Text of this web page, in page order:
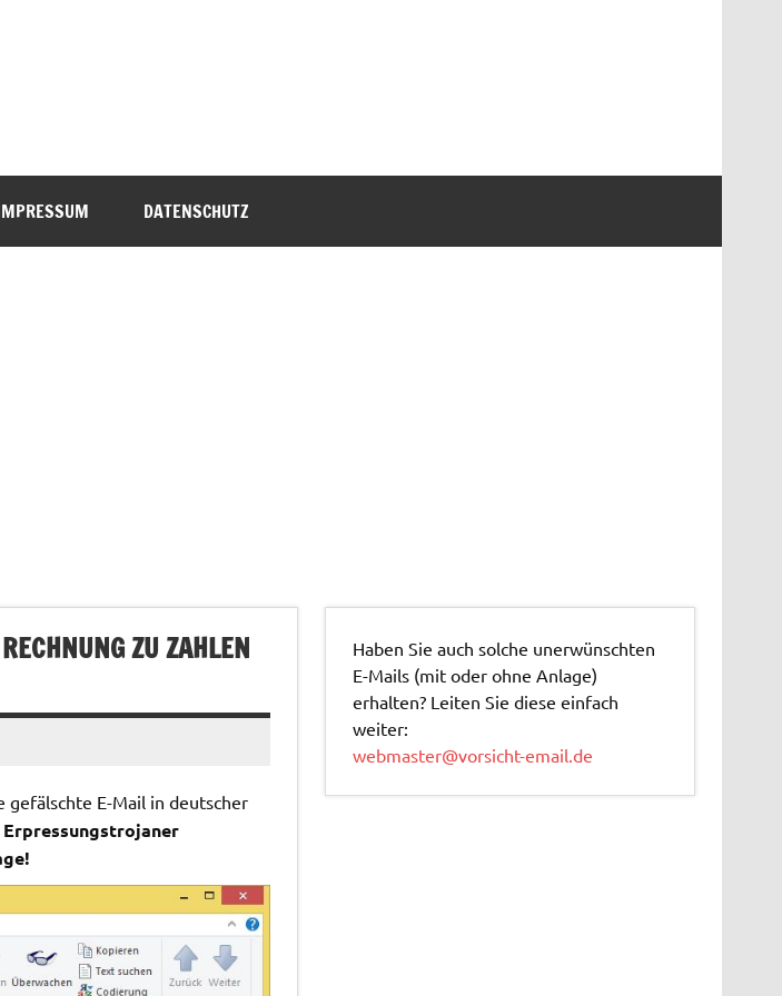
DATENSCHUTZ
ZU ZAHLEN
E-Mail in deutscher
Haben Sie auch solche unerwünschten
E-Mails (mit oder ohne Anlage)
erhalten? Leiten Sie diese einfach
weiter:
webmaster@vorsicht-email.de